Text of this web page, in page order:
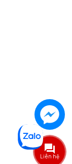
Liên hệ